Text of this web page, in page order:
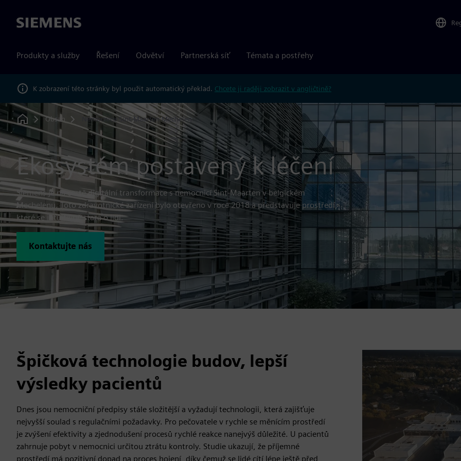
Siemens
Produkty a služby Řešení Odvětví Partnerská síť Témata a postřehy
K zobrazení této stránky byl použit automatický překlad. Chcete ji raději zobrazit v angličtině?
Home
Obsah Nemocnice Sint-Maarten Mechelen
Ekosystém postavený k léčení
Siemens je na cestě digitální transformace s nemocnicí Sint-Maarten v belgickém
Mechelenu. Toto zdravotnické zařízení bylo otevřeno v roce 2018 a představuje prostředí,
které se intuitivně stará o lidi.
Kontaktujte nás
Špičková technologie budov, lepší
výsledky pacientů
Dnes jsou nemocniční předpisy stále složitější a vyžadují technologii, která zajišťuje
nejvyšší soulad s regulačními požadavky. Pro pečovatele v rychle se měnícím prostředí
je zvýšení efektivity a zjednodušení procesů rychlé reakce nanejvýš důležité. U pacientů
zahrnuje pobyt v nemocnici určitou ztrátu kontroly. Studie ukazují, že příjemné
prostředí má pozitivní dopad na proces hojení, díky čemuž se lidé cítí lépe ještě před